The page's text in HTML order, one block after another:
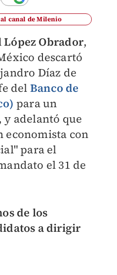
canal de Milenio
Obrador,
descartó
Díaz de
del Banco de
para un
adelantó que
economista con
para el
el 31 de
de los
a dirigir